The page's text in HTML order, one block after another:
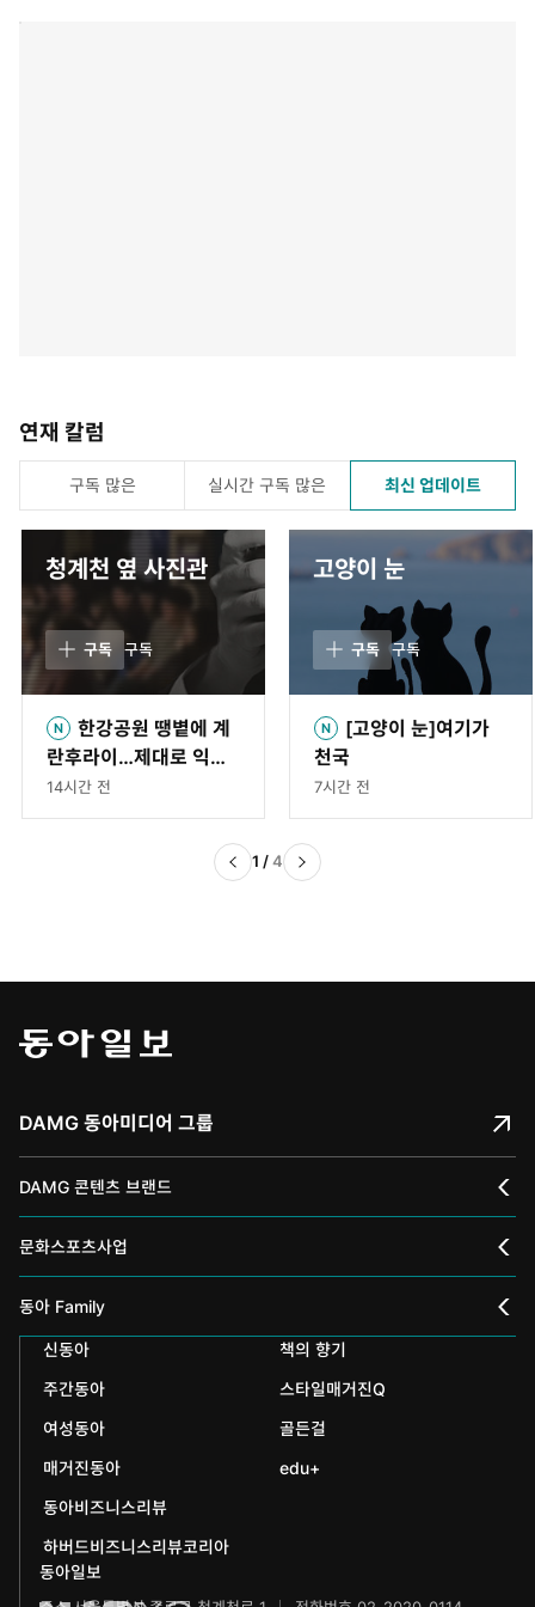
연재 칼럼
구독 많은 실시간 구독 많은 최신 업데이트
청계천 옆 사진관
구독 구독
한강공원 땡볕에 계
란후라이…제대로 익었
을까? [청계천 옆 사진
관]
14시간 전
고양이 눈
구독 구독
[고양이 눈]여기가
천국
7시간 전
1 /4
DAMG 동아미디어 그룹
DAMG 콘텐츠 브랜드
채널A
스포츠동아
어린이동아
에듀동아
어린이과학동아
수학동아
문화스포츠사업
동아 신춘문예
동아국악콩쿠르
동아뮤지컬콩쿠르
동아무용콩쿠르
동아주니어음악콩쿠르
동아 Family
인촌기념회
신문박물관
화정평화재단
하서학술재단
신동아
책의 향기
주간동아
스타일매거진Q
여성동아
골든걸
매거진동아
edu+
동아비즈니스리뷰
하버드비즈니스리뷰코리아
동아일보